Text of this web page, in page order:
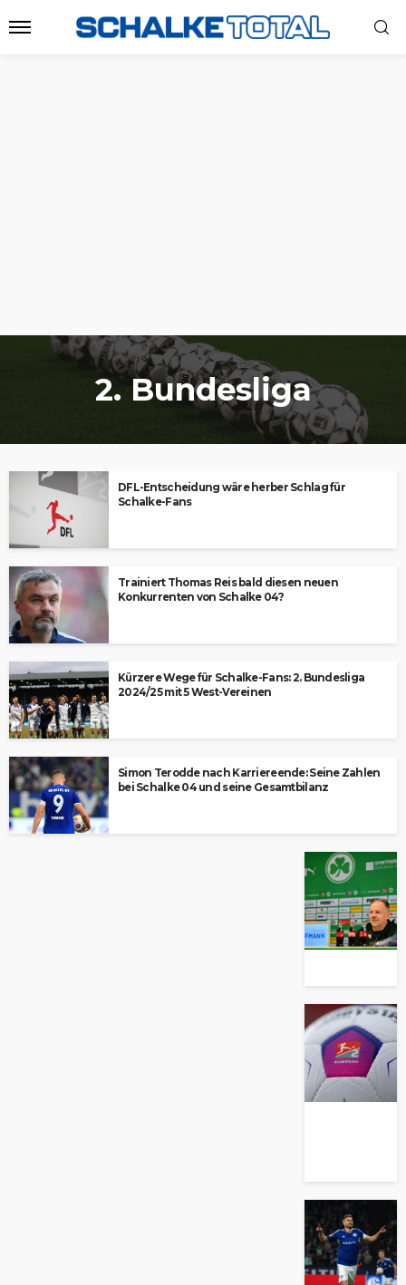
2. Bundesliga
DFL-Entscheidung wäre herber Schlag für
Schalke-Fans
Trainiert Thomas Reis bald diesen neuen
Konkurrenten von Schalke 04?
Kürzere Wege für Schalke-Fans: 2. Bundesliga
2024/25 mit 5 West-Vereinen
Simon Terodde nach Karriereende: Seine Zahlen
bei Schalke 04 und seine Gesamtbilanz